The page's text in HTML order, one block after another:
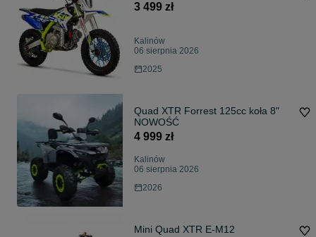
3 499 zł
Kalinów
06 sierpnia 2026
2025
Quad XTR Forrest 125cc koła 8"
NOWOŚĆ
4 999 zł
Kalinów
06 sierpnia 2026
2026
Mini Quad XTR E-M12